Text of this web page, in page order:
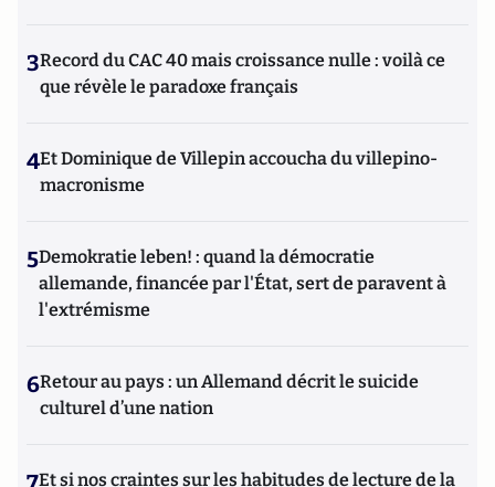
3Record du CAC 40 mais croissance nulle : voilà ce
que révèle le paradoxe français
4Et Dominique de Villepin accoucha du villepino-
macronisme
5Demokratie leben! : quand la démocratie
allemande, financée par l'État, sert de paravent à
l'extrémisme
6Retour au pays : un Allemand décrit le suicide
culturel d’une nation
Et si nos craintes sur les habitudes de lecture de la